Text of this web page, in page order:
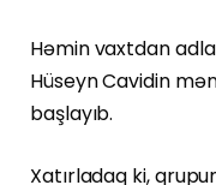
Həmin vaxtdan
Hüseyn Cavidin
başlayıb.
Xatırladaq ki,